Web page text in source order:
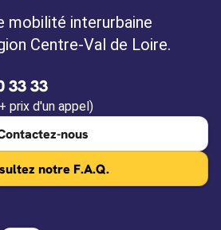
mobilité interurbaine
Centre-Val de Loire.
33 33
prix d'un appel)
nous
notre F.A.Q.